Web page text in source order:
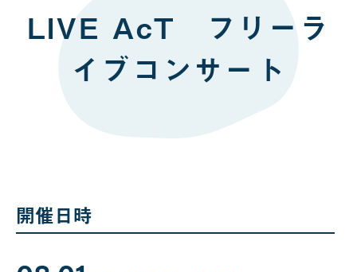
LIVE AcT フリーラ
イブコンサート
開催日時